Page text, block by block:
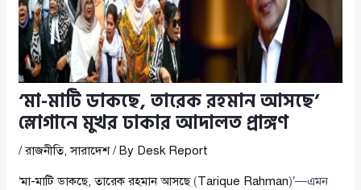
‘মা-মাটি ডাকছে, তারেক রহমান আসছে’
স্লোগানে মুখর ঢাকার আদালত প্রাঙ্গণ
/রাজনীতি,সারাদেশ/ By Desk Report
‘মা-মাটি ডাকছে, তারেক রহমান আসছে(Tarique Rahman)’—এমন